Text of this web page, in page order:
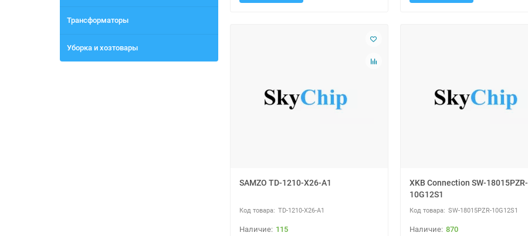
Трансформаторы
Уборка и хозтовары
SAMZO TD-1210-X26-A1
TD-1210-X26-A1
115
XKB Connection SW-18015PZR-
10G12S1
SW-18015PZR-10G12S1
870